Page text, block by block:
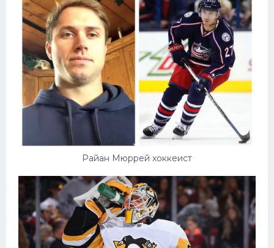
Райан Мюррей хоккеист